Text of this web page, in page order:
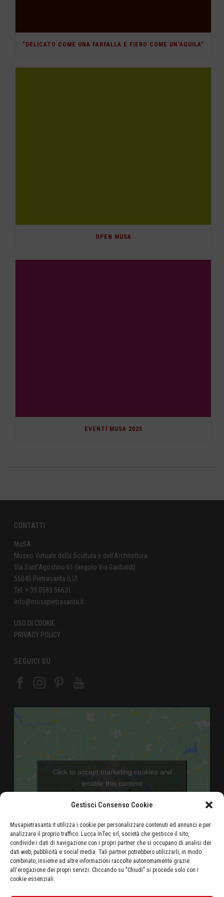
Gestisci Consenso Cookie
Musapietrasanta.it utilizza i cookie per personalizzare contenuti ed annunci e per
analizzare il proprio traffico. Lucca InTec srl, società che gestisce il sito,
condivide i dati di navigazione con i propri partner che si occupano di analisi dei
dati web, pubblicità e social media. Tali partner potrebbero utilizzarli, in modo
combinato, insieme ad altre informazioni raccolte autonomamente grazie
all'erogazione dei propri servizi. Cliccando su "Chiudi" si procede solo con i
cookie essenziali.
“DELICATO COME UNA FARFALLA E FIERO COME UN’AQUILA”
OPEN MUSA
EVENTI MUSA 2025
CONTATTI
MuSA
Museo Virtuale della Scultura e dell'Architettura
Via Sant'Agostino 61 (angolo Via Garibaldi)
55045 Pietrasanta (LU)
Tel. + 39 0583 56631
info@musapietrasanta.it
USO DI COOKIE
PRIVACY POLICY
SEGUICI SU
Click to accept marketing cookies and
enable this content
Aeroporto di Pisa - 46 Km
Autostrada Azzurra E80 Casello Versilia - 5 Km